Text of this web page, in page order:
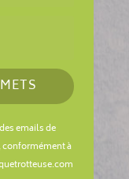
emails de
à